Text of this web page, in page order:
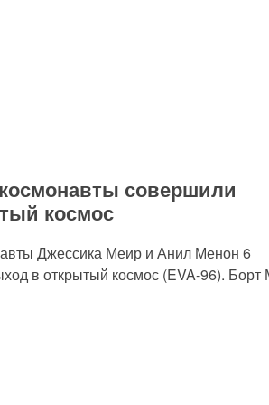
совершили
космос
Джессика Меир и Анил Менон 6
в открытый космос (EVA-96).